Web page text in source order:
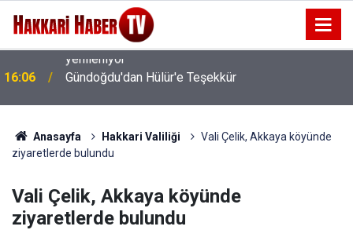
16:06 Gündoğdu'dan Hülür'e Teşekkür
Anasayfa Hakkari Valiliği
Vali Çelik, Akkaya köyünde
ziyaretlerde bulundu
Vali Çelik, Akkaya köyünde
ziyaretlerde bulundu